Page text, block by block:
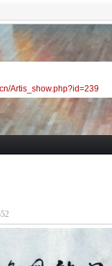
Artis_show.php?id=239